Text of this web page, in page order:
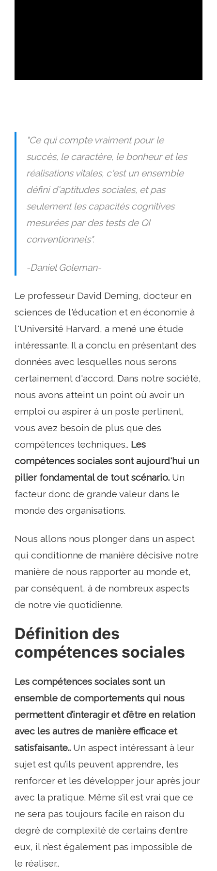
"Ce qui compte vraiment pour le
succès, le caractère, le bonheur et les
réalisations vitales, c'est un ensemble
défini d'aptitudes sociales, et pas
seulement les capacités cognitives
mesurées par des tests de QI
conventionnels".
-Daniel Goleman-
Le professeur David Deming, docteur en
sciences de l'éducation et en économie à
l'Université Harvard, a mené une étude
intéressante. Il a conclu en présentant des
données avec lesquelles nous serons
certainement d'accord. Dans notre société,
nous avons atteint un point où avoir un
emploi ou aspirer à un poste pertinent,
vous avez besoin de plus que des
compétences techniques.. Les
compétences sociales sont aujourd'hui un
pilier fondamental de tout scénario. Un
facteur donc de grande valeur dans le
monde des organisations.
Nous allons nous plonger dans un aspect
qui conditionne de manière décisive notre
manière de nous rapporter au monde et,
par conséquent, à de nombreux aspects
de notre vie quotidienne.
Définition des
compétences sociales
Les compétences sociales sont un
ensemble de comportements qui nous
permettent d’interagir et d’être en relation
avec les autres de manière efficace et
satisfaisante.. Un aspect intéressant à leur
sujet est qu’ils peuvent apprendre, les
renforcer et les développer jour après jour
avec la pratique. Même s’il est vrai que ce
ne sera pas toujours facile en raison du
degré de complexité de certains d’entre
eux, il n’est également pas impossible de
le réaliser..